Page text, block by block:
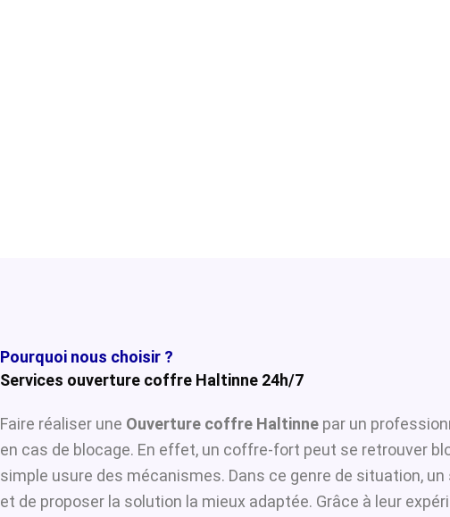
Pourquoi nous choisir ?
Services ouverture coffre Haltinne 24h/7
Faire réaliser une Ouverture coffre Haltinne par un
en cas de blocage. En effet, un coffre-fort peut se retrouver
simple usure des mécanismes. Dans ce genre de situation, un
et de proposer la solution la mieux adaptée. Grâce à leur